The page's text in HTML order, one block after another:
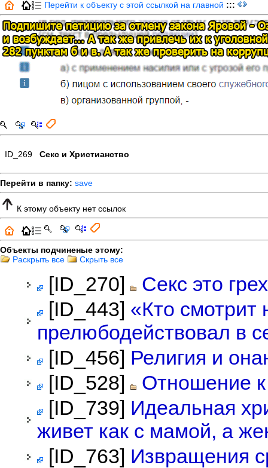
Перейти к объекту с этой ссылкой на главной :::
ID_269 Секс и Христианство
Перейти в папку: save
К этому объекту нет ссылок
Объекты подчиненые этому:
Раскрыть все
Скрыть все
[ID_270]
Секс это
[ID_443] «Кто
прелюбодействовал в
[ID_456] Религия и
[ID_528]
Отношение
[ID_739] Идеальная
живет как с мамой, а
[ID_763] Извращения